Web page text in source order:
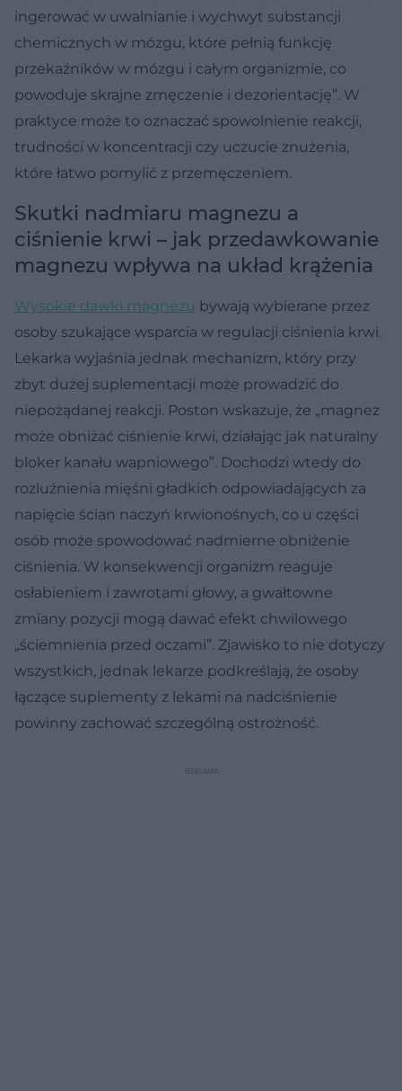
ingerować w uwalnianie i wychwyt substancji
chemicznych w mózgu, które pełnią funkcję
przekaźników w mózgu i całym organizmie, co
powoduje skrajne zmęczenie i dezorientację”. W
praktyce może to oznaczać spowolnienie reakcji,
trudności w koncentracji czy uczucie znużenia,
które łatwo pomylić z przemęczeniem.
Skutki nadmiaru magnezu a
ciśnienie krwi – jak przedawkowanie
magnezu wpływa na układ krążenia
Wysokie dawki magnezu bywają wybierane przez
osoby szukające wsparcia w regulacji ciśnienia krwi.
Lekarka wyjaśnia jednak mechanizm, który przy
zbyt dużej suplementacji może prowadzić do
niepożądanej reakcji. Poston wskazuje, że „magnez
może obniżać ciśnienie krwi, działając jak naturalny
bloker kanału wapniowego”. Dochodzi wtedy do
rozluźnienia mięśni gładkich odpowiadających za
napięcie ścian naczyń krwionośnych, co u części
osób może spowodować nadmierne obniżenie
ciśnienia. W konsekwencji organizm reaguje
osłabieniem i zawrotami głowy, a gwałtowne
zmiany pozycji mogą dawać efekt chwilowego
„ściemnienia przed oczami”. Zjawisko to nie dotyczy
wszystkich, jednak lekarze podkreślają, że osoby
łączące suplementy z lekami na nadciśnienie
powinny zachować szczególną ostrożność.